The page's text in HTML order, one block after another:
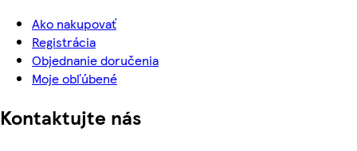
Ako nakupovať
Registrácia
Objednanie doručenia
Moje obľúbené
Kontaktujte nás